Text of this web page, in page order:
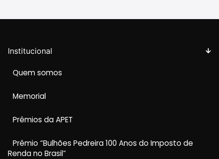
Institucional
Quem somos
Memorial
Prêmios da APET
Prêmio “Bulhões Pedreira 100 Anos do Imposto de
Renda no Brasil”